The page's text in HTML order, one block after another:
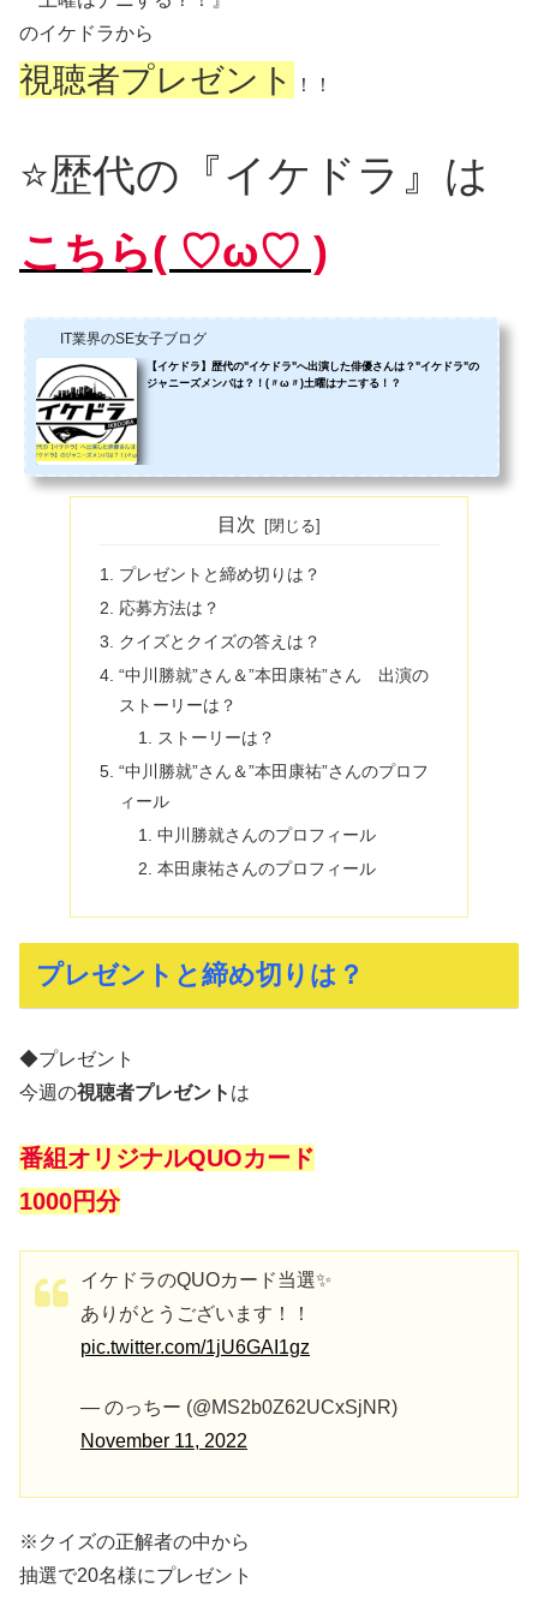
のイケドラから
視聴者プレゼント ！！
⭐️歴代の『イケドラ』は
こちら( ♡ω♡ )
IT業界のSE女子ブログ
【イケドラ】歴代の"イケドラ"へ出演した俳優さんは？"イケドラ"の
ジャニーズメンバは？！(〃ω〃)土曜はナニする！？
目次
プレゼントと締め切りは？
応募方法は？
クイズとクイズの答えは？
“中川勝就”さん＆”本田康祐”さん 出演の
ストーリーは？
ストーリーは？
“中川勝就”さん＆”本田康祐”さんのプロフ
ィール
中川勝就さんのプロフィール
本田康祐さんのプロフィール
プレゼントと締め切りは？
◆プレゼント
今週の視聴者プレゼント は
番組オリジナルQUOカード
1000円分
イケドラのQUOカード当選✨
ありがとうございます！！
pic.twitter.com/1jU6GAI1gz
— のっちー (@MS2b0Z62UCxSjNR)
November 11, 2022
※クイズの正解者の中から
抽選で20名様にプレゼント